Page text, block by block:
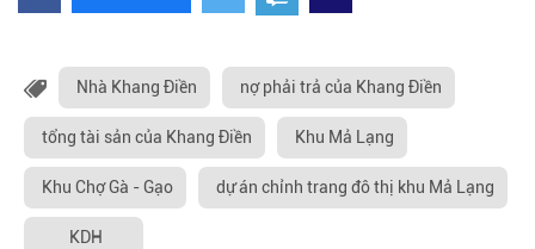
Nhà Khang Điền nợ phải trả của Khang Điền
tổng tài sản của Khang Điền Khu Mả Lạng
Khu Chợ Gà - Gạo dự án chỉnh trang đô thị khu Mả Lạng
KDH